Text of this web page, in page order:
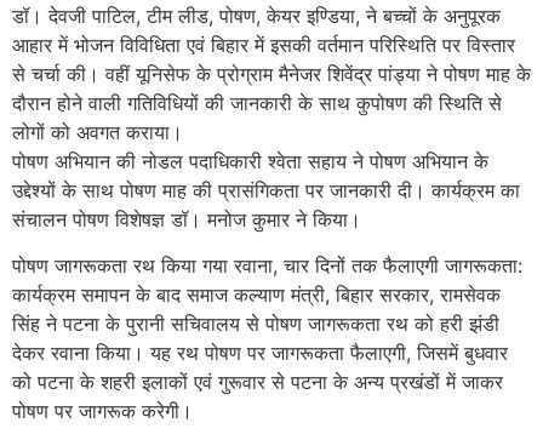
डॉ। देवजी पाटिल, टीम लीड, पोषण, केयर इण्डिया, ने बच्चों के अनुपूरक
आहार में भोजन विविधिता एवं बिहार में इसकी वर्तमान परिस्थिति पर विस्तार
से चर्चा की। वहीं यूनिसेफ के प्रोग्राम मैनेजर शिवेंद्र पांड्या ने पोषण माह के
दौरान होने वाली गतिविधियों की जानकारी के साथ कुपोषण की स्थिति से
लोगों को अवगत कराया।
पोषण अभियान की नोडल पदाधिकारी श्वेता सहाय ने पोषण अभियान के
उद्देश्यों के साथ पोषण माह की प्रासंगिकता पर जानकारी दी। कार्यक्रम का
संचालन पोषण विशेषज्ञ डॉ। मनोज कुमार ने किया।
पोषण जागरूकता रथ किया गया रवाना, चार दिनों तक फैलाएगी जागरूकता:
कार्यक्रम समापन के बाद समाज कल्याण मंत्री, बिहार सरकार, रामसेवक
सिंह ने पटना के पुरानी सचिवालय से पोषण जागरूकता रथ को हरी झंडी
देकर रवाना किया। यह रथ पोषण पर जागरूकता फैलाएगी, जिसमें बुधवार
को पटना के शहरी इलाकों एवं गुरूवार से पटना के अन्य प्रखंडों में जाकर
पोषण पर जागरूक करेगी।